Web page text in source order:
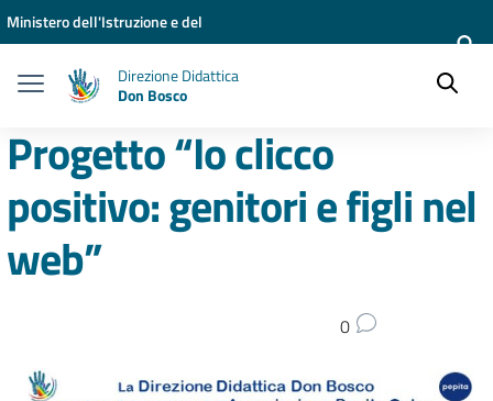
Vai ai contenuti
Vai al menu di navigazione
Vai al footer
Ministero dell'Istruzione e del
Direzione Didattica
Don Bosco
Progetto “Io clicco
positivo: genitori e figli nel
web”
0